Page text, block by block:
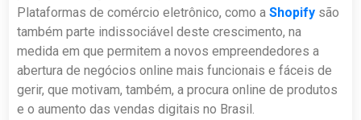
Plataformas de comércio eletrônico, como aShopify são
também parte indissociável deste crescimento, na
medida em que permitem a novos empreendedores a
abertura de negócios online mais funcionais e fáceis de
gerir, que motivam, também, a procura online de produtos
e o aumento das vendas digitais no Brasil.